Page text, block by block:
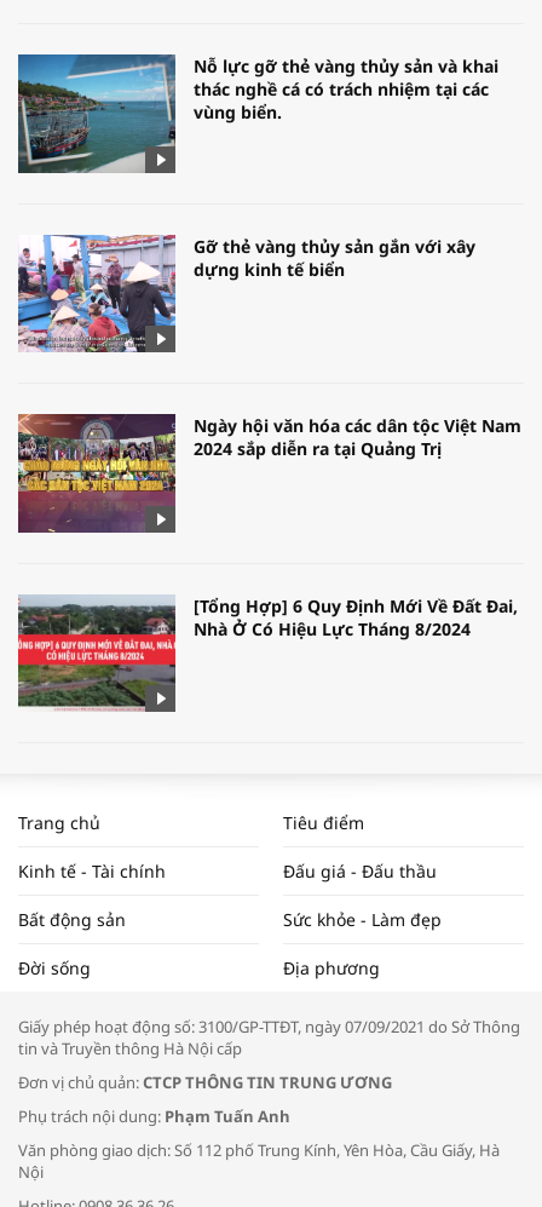
Nỗ lực gỡ thẻ vàng thủy sản và khai
thác nghề cá có trách nhiệm tại các
vùng biển.
Gỡ thẻ vàng thủy sản gắn với xây
dựng kinh tế biển
Ngày hội văn hóa các dân tộc Việt Nam
2024 sắp diễn ra tại Quảng Trị
[Tổng Hợp] 6 Quy Định Mới Về Đất Đai,
Nhà Ở Có Hiệu Lực Tháng 8/2024
NAM NĂM 2024 VÀ NĂM 2025 | NHỊP
ĐẬP THỊ TRƯỜNG #62
Tọa đàm “Xúc tiến thương mại: Khơi
Bác sĩ tư vấn cách phòng tránh bệnh
Trang chủ Tiêu điểm
Kinh tế - Tài chính Đấu giá - Đấu thầu
Bất động sản Sức khỏe - Làm đẹp
Đời sống Địa phương
Giấy phép hoạt động số: 3100/GP-TTĐT, ngày 07/09/2021 do Sở Thông
tin và Truyền thông Hà Nội cấp
Đơn vị chủ quản:CTCP THÔNG TIN TRUNG ƯƠNG
Phụ trách nội dung: Phạm Tuấn Anh
Văn phòng giao dịch: Số 112 phố Trung Kính, Yên Hòa, Cầu Giấy, Hà
Nội